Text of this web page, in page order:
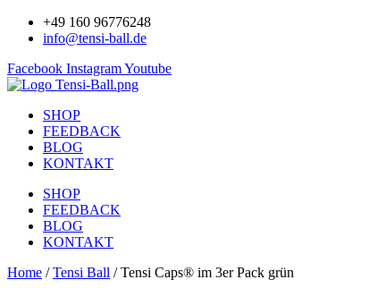
+49 160 96776248
info@tensi-ball.de
Facebook InstagramYoutube
SHOP
FEEDBACK
BLOG
KONTAKT
SHOP
FEEDBACK
BLOG
KONTAKT
Home /Tensi Ball / Tensi Caps® im 3er Pack grün